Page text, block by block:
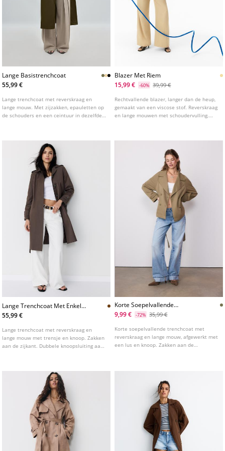
Lange Basistrenchcoat
55,99 €
Lange trenchcoat met reverskraag en
lange mouw. Met zijzakken, epauletten op
de schouders en een ceintuur in dezelfde
Blazer Met Riem
15,99 €
-60% 39,99 €
Rechtvallende blazer, langer dan de heup,
gemaakt van een viscose stof. Reverskraag
en lange mouwen met schoudervulling.
een ceintuur van dezelfde stof om te
Lange Trenchcoat Met Enkele
Rij Knopen
55,99 €
Lange trenchcoat met reverskraag en
lange mouw met trensje en knoop. Zakken
aan de zijkant. Dubbele knoopsluiting aan
Korte Soepelvallende
Trenchcoat Met Ceintuur
9,99 € -72% 35,99 €
Korte soepelvallende trenchcoat met
reverskraag en lange mouw, afgewerkt met
een lus en knoop. Zakken aan de